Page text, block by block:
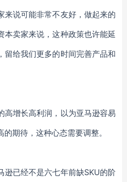
来说可能非常不友好，做起来的
本卖家来说，这种政策也许能延
留给我们更多的时间完善产品和
高增长高利润，以为亚马逊容易
的期待 ， 这种心态需要调整。
逊已经不是六七年前缺SKU的阶